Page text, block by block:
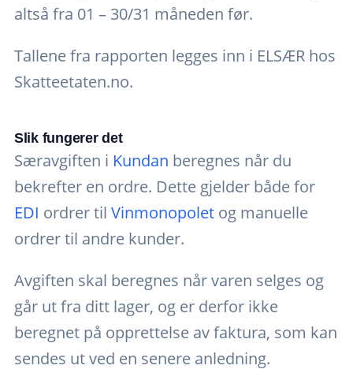
altså fra 01 – 30/31 måneden før.
Tallene fra rapporten legges inn i ELSÆR hos
Skatteetaten.no.
Slik fungerer det
Særavgiften i Kundan beregnes når du
bekrefter en ordre. Dette gjelder både for
EDI ordrer til Vinmonopolet og manuelle
ordrer til andre kunder.
Avgiften skal beregnes når varen selges og
går ut fra ditt lager, og er derfor ikke
beregnet på opprettelse av faktura, som kan
sendes ut ved en senere anledning.